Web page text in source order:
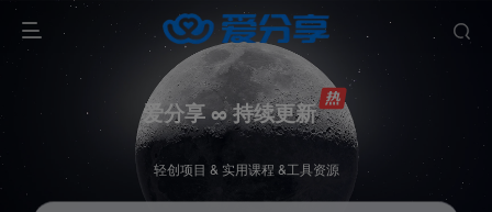
爱分享 ∞ 持续更新
轻创项目 & 实用课程 &工具资源